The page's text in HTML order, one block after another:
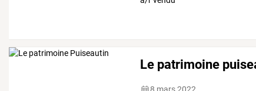
Le patrimoine